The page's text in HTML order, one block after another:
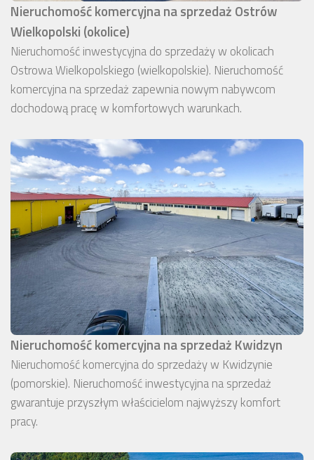
Nieruchomość komercyjna na sprzedaż Ostrów
Wielkopolski (okolice)
Nieruchomość inwestycyjna do sprzedaży w okolicach
Ostrowa Wielkopolskiego (wielkopolskie). Nieruchomość
komercyjna na sprzedaż zapewnia nowym nabywcom
dochodową pracę w komfortowych warunkach.
Nieruchomość komercyjna na sprzedaż Kwidzyn
Nieruchomość komercyjna do sprzedaży w Kwidzynie
(pomorskie). Nieruchomość inwestycyjna na sprzedaż
gwarantuje przyszłym właścicielom najwyższy komfort
pracy.